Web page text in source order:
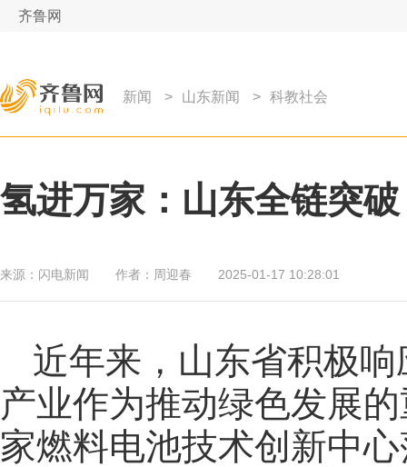
齐鲁网
新闻 > 山东新闻 > 科教社会
氢进万家：山东全链突
来源： 闪电新闻 作者： 周迎春 2025-01-17 10:28:01
近年来，山东省积极
产业作为推动绿色发展
家燃料电池技术创新中